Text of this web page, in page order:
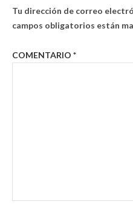
Tu dirección de correo
campos obligatorios están
COMENTARIO *